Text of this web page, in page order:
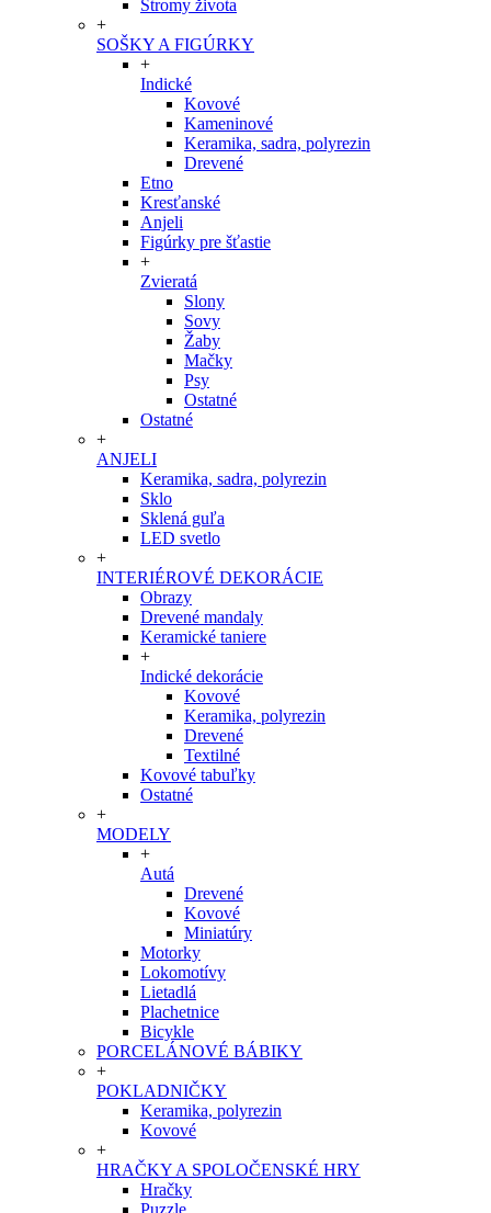
Stromy života
+
SOŠKY A FIGÚRKY
+
Indické
Kovové
Kameninové
Keramika, sadra, polyrezin
Drevené
Etno
Kresťanské
Anjeli
Figúrky pre šťastie
+
Zvieratá
Slony
Sovy
Žaby
Mačky
Psy
Ostatné
Ostatné
+
ANJELI
Keramika, sadra, polyrezin
Sklo
Sklená guľa
LED svetlo
+
INTERIÉROVÉ DEKORÁCIE
Obrazy
Drevené mandaly
Keramické taniere
+
Indické dekorácie
Kovové
Keramika, polyrezin
Drevené
Textilné
Kovové tabuľky
Ostatné
+
MODELY
+
Autá
Drevené
Kovové
Miniatúry
Motorky
Lokomotívy
Lietadlá
Plachetnice
Bicykle
PORCELÁNOVÉ BÁBIKY
+
POKLADNIČKY
Keramika, polyrezin
Kovové
+
HRAČKY A SPOLOČENSKÉ HRY
Hračky
Puzzle